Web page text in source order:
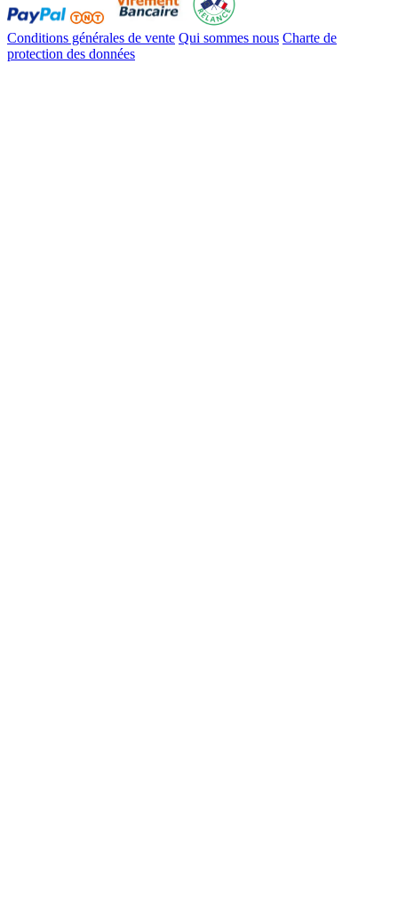
Conditions générales de vente Qui sommes nous Charte de
protection des données